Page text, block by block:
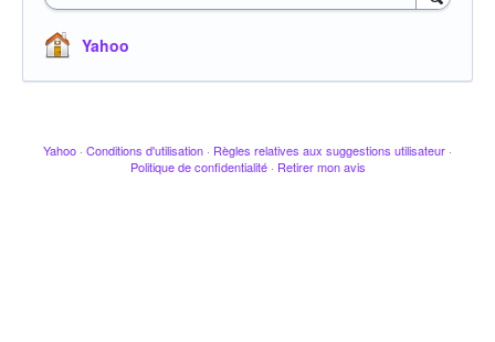
Yahoo
Yahoo · Conditions d'utilisation · Règles relatives aux suggestions utilisateur ·
Politique de confidentialité · Retirer mon avis